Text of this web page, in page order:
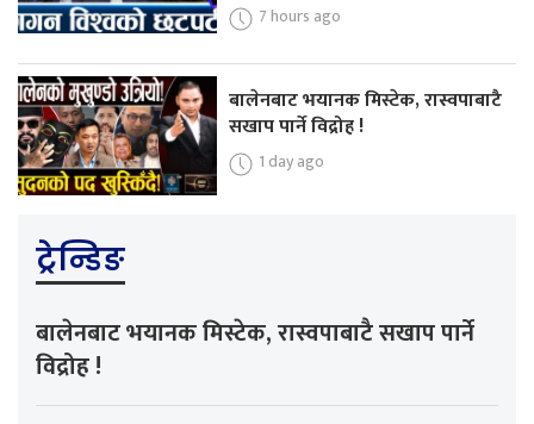
7 hours ago
बालेनबाट भयानक मिस्टेक, रास्वपाबाटै
सखाप पार्ने विद्रोह !
1 day ago
ट्रेन्डिङ
बालेनबाट भयानक मिस्टेक, रास्वपाबाटै सखाप पार्ने
विद्रोह !